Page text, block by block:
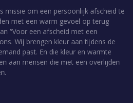
missie om een persoonlijk afscheid te
met een warm gevoel op terug
“Voor een afscheid met een
Wij brengen kleur aan tijdens de
past. En die kleur en warmte
aan mensen die met een overlijden